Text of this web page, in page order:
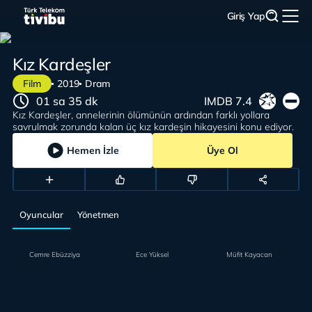
Giriş Yap
Film 2019 Dram
Kız Kardeşler
Kız Kardeşler, annelerinin ölümünün ardından farklı yollara
savrulmak zorunda kalan üç kız kardeşin hikayesini konu ediyor.
01 sa 35 dk IMDB 7.4
Hemen İzle Üye Ol
Oyuncular Yönetmen
Cemre Ebüzziya Ece Yüksel Müfit Kayacan